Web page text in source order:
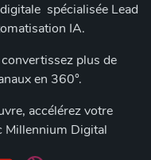
spécialisée Lead
IA.
plus de
en 360°.
accélérez votre
Millennium Digital